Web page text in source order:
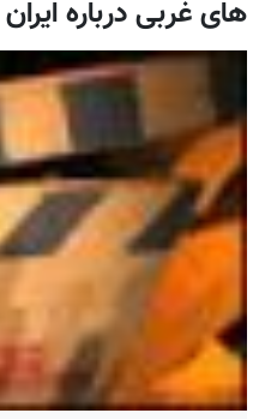
های غربی درباره